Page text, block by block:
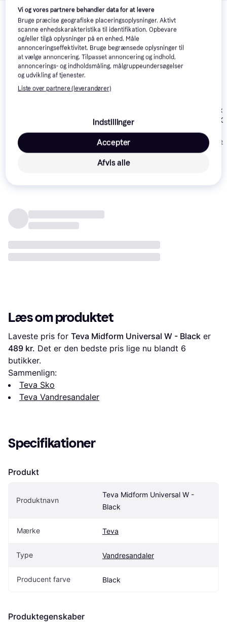
Relaterede produkter
Se vores forslag til andre produkter, der matcher dine
interesser. Vis alle
1.019 kr.
Trender
559 kr.
adidas Terrex
Hydroterra -
449 kr.
Eller 3
Læs om produktet
Laveste pris for Teva Midform Universal W - Black
489 kr. Det er den bedste pris lige nu blandt 6
butikker.
Sammenlign:
Teva Sko
Teva Vandresandaler
Specifikationer
Produkt
Produktnavn
Teva Midform Universal W -
Black
Mærke Teva
Type Vandresandaler
Producent farve Black
Produktegenskaber
Vi og vores partnere behandler data for at levere
Bruge præcise geografiske placeringsoplysninger. Aktivt
scanne enhedskarakteristika til identifikation. Opbevare
og/eller tilgå oplysninger på en enhed. Måle
annonceringseffektivitet. Bruge begrænsede oplysninger til
at vælge annoncering. Tilpasset annoncering og indhold,
annoncerings- og indholdsmåling, målgruppeundersøgelser
og udvikling af tjenester.
Liste over partnere (leverandører)
Indstillinger
Afvis alle
Accepter